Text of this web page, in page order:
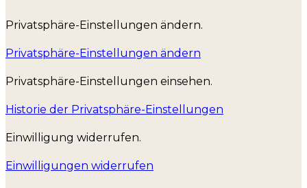
Privatsphäre-Einstellungen ändern.
Privatsphäre-Einstellungen ändern
Privatsphäre-Einstellungen einsehen.
Historie der Privatsphäre-Einstellungen
Einwilligung widerrufen.
Einwilligungen widerrufen